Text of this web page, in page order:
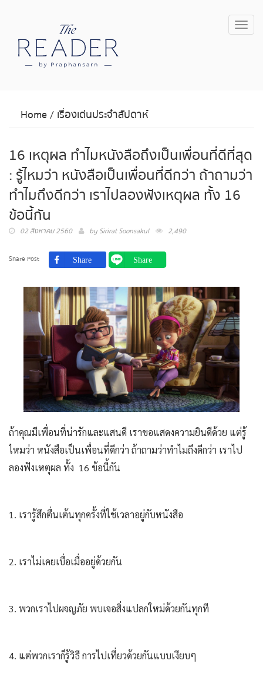
Home/ เรื่องเด่นประจำสัปดาห์
16 เหตุผล ทำไมหนังสือถึงเป็นเพื่อนที่ดีที่สุด
: รู้ไหมว่า หนังสือเป็นเพื่อนที่ดีกว่า ถ้าถามว่า
ทำไมถึงดีกว่า เราไปลองฟังเหตุผล ทั้ง 16
ข้อนี้กัน
02 สิงหาคม 2560 by Sirirat Soonsakul 2,490
Share Post
ถ้าคุณมีเพื่อนที่น่ารักและแสนดี เราขอแสดงความยินดีด้วย แต่รู้
ไหมว่า หนังสือเป็นเพื่อนที่ดีกว่า ถ้าถามว่าทำไมถึงดีกว่า เราไป
ลองฟังเหตุผล ทั้ง 16 ข้อนี้กัน
1. เรารู้สึกตื่นเต้นทุกครั้งที่ใช้เวลาอยู่กับหนังสือ
2. เราไม่เคยเบื่อเมื่ออยู่ด้วยกัน
3. พวกเราไปผจญภัย พบเจอสิ่งแปลกใหม่ด้วยกันทุกที
4. แต่พวกเราก็รู้วิธี การไปเที่ยวด้วยกันแบบเงียบๆ